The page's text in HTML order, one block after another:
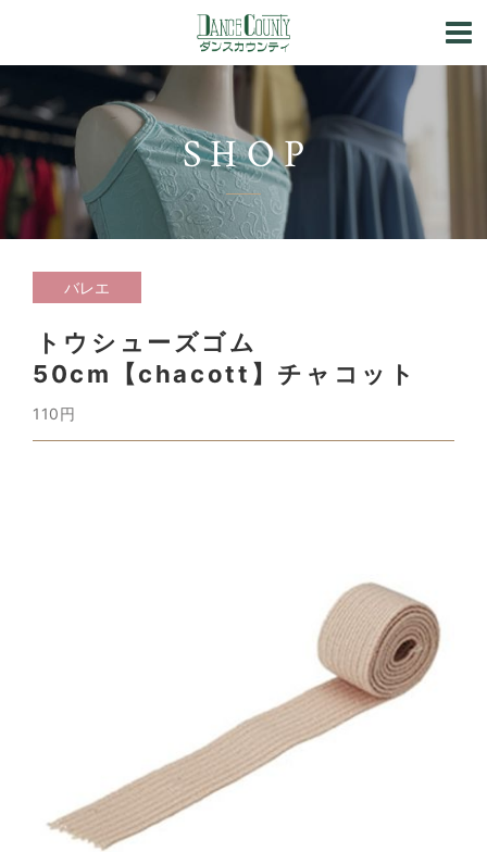
SHOP
バレエ
トウシューズゴム
50cm【chacott】チャコット
110円